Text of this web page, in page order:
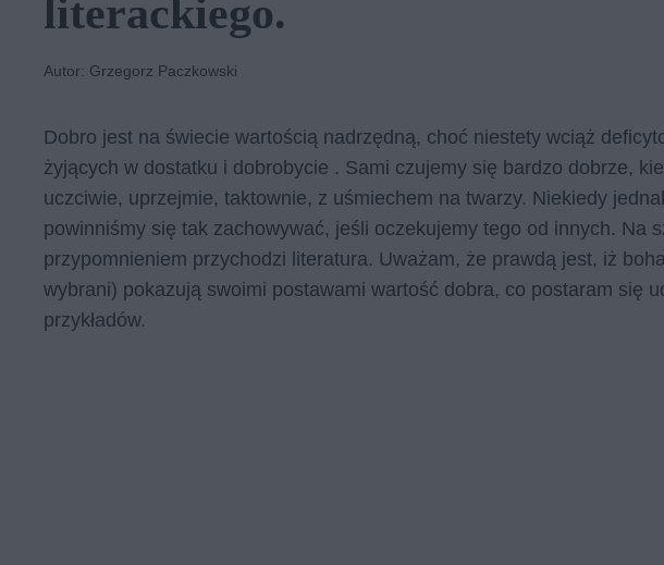
literackiego.
Autor: Grzegorz Paczkowski
Dobro jest na świecie wartością nadrzędną, choć niestety wciąż
żyjących w dostatku i dobrobycie . Sami czujemy się bardzo dobrze,
uczciwie, uprzejmie, taktownie, z uśmiechem na twarzy. Niekiedy
powinniśmy się tak zachowywać, jeśli oczekujemy tego od innych. Na
przypomnieniem przychodzi literatura. Uważam, że prawdą jest, iż
wybrani) pokazują swoimi postawami wartość dobra, co postaram się
przykładów.